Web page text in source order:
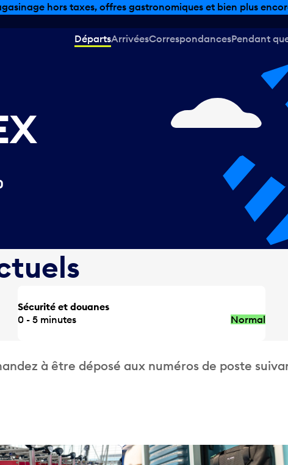
hors taxes, offres gastronomiques et bien plus
DépartsArrivéesCorrespondancesPendant
Sécurité et douanes
0 - 5 minutes
Normal
à être déposé aux numéros de poste